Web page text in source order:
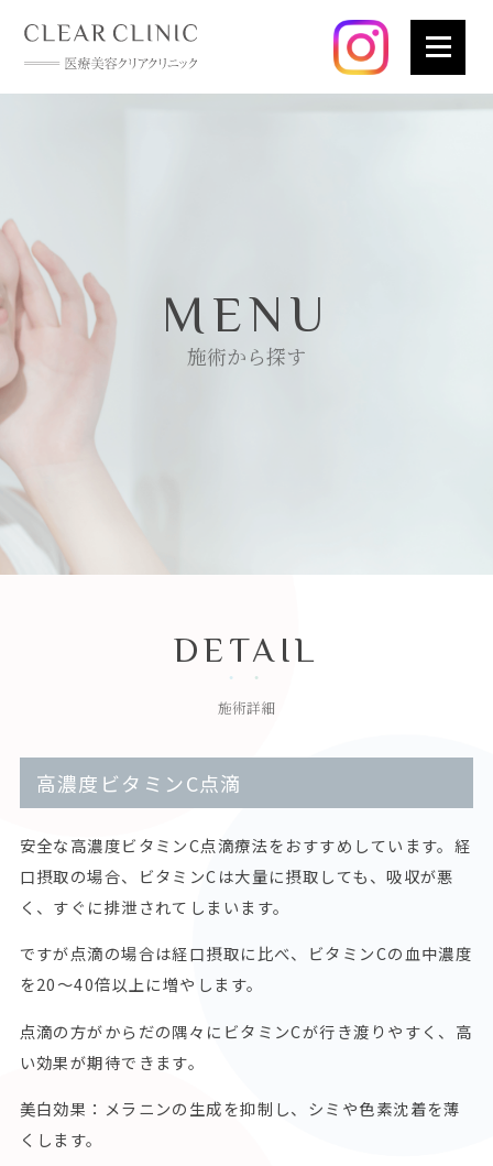
MENU
施術から探す
DETAIL
施術詳細
高濃度ビタミンC点滴
安全な高濃度ビタミンC点滴療法をおすすめしています。経
口摂取の場合、ビタミンCは大量に摂取しても、吸収が悪
く、すぐに排泄されてしまいます。
ですが点滴の場合は経口摂取に比べ、ビタミンCの血中濃度
を20～40倍以上に増やします。
点滴の方がからだの隅々にビタミンCが行き渡りやすく、高
い効果が期待できます。
美白効果：メラニンの生成を抑制し、シミや色素沈着を薄
くします。